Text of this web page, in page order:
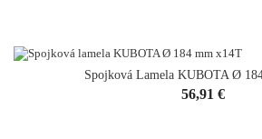
Spojková Lamela KUBOTA Ø
Cena
56,91 €